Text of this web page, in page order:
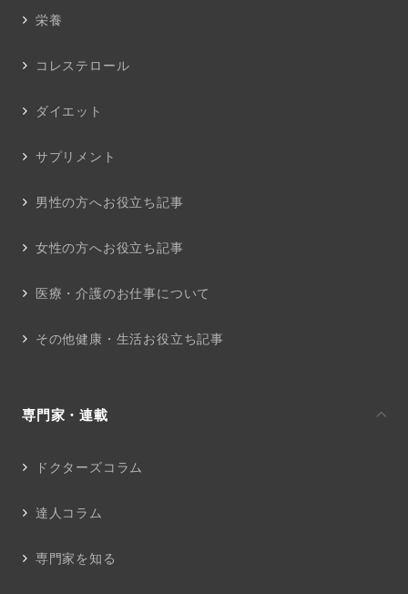
栄養
コレステロール
ダイエット
サプリメント
男性の方へお役立ち記事
女性の方へお役立ち記事
医療・介護のお仕事について
その他健康・生活お役立ち記事
専門家・連載
ドクターズコラム
達人コラム
専門家を知る